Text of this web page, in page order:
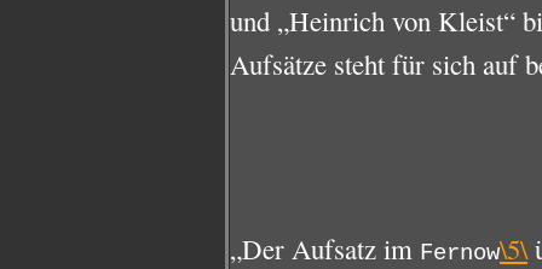
und „Heinrich von Kleist“
Aufsätze steht für sich auf
„Der Aufsatz im Fernow\5\